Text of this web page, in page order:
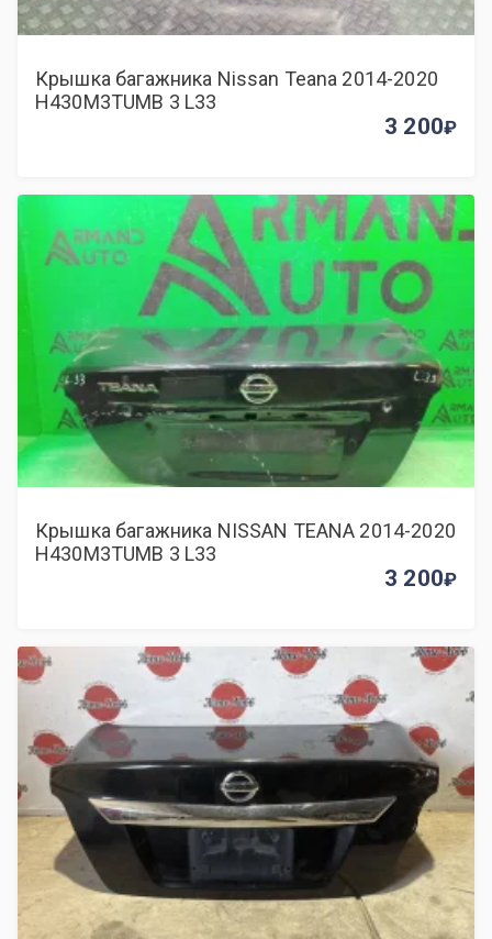
Крышка багажника Nissan Teana 2014-2020
H430M3TUMB 3 L33
3 200
Крышка багажника NISSAN TEANA 2014-2020
H430M3TUMB 3 L33
3 200